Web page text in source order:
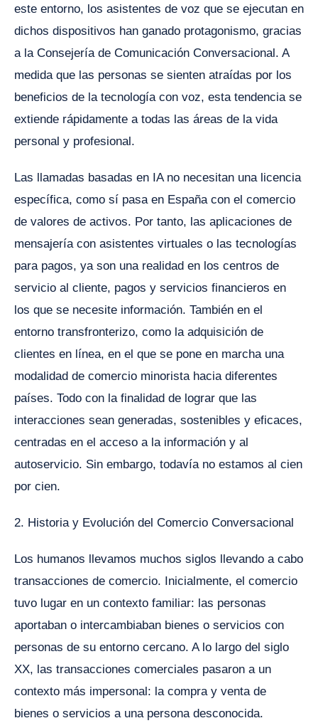
este entorno, los asistentes de voz que se ejecutan en
dichos dispositivos han ganado protagonismo, gracias
a la Consejería de Comunicación Conversacional. A
medida que las personas se sienten atraídas por los
beneficios de la tecnología con voz, esta tendencia se
extiende rápidamente a todas las áreas de la vida
personal y profesional.
Las llamadas basadas en IA no necesitan una licencia
específica, como sí pasa en España con el comercio
de valores de activos. Por tanto, las aplicaciones de
mensajería con asistentes virtuales o las tecnologías
para pagos, ya son una realidad en los centros de
servicio al cliente, pagos y servicios financieros en
los que se necesite información. También en el
entorno transfronterizo, como la adquisición de
clientes en línea, en el que se pone en marcha una
modalidad de comercio minorista hacia diferentes
países. Todo con la finalidad de lograr que las
interacciones sean generadas, sostenibles y eficaces,
centradas en el acceso a la información y al
autoservicio. Sin embargo, todavía no estamos al cien
por cien.
2. Historia y Evolución del Comercio Conversacional
Los humanos llevamos muchos siglos llevando a cabo
transacciones de comercio. Inicialmente, el comercio
tuvo lugar en un contexto familiar: las personas
aportaban o intercambiaban bienes o servicios con
personas de su entorno cercano. A lo largo del siglo
XX, las transacciones comerciales pasaron a un
contexto más impersonal: la compra y venta de
bienes o servicios a una persona desconocida.